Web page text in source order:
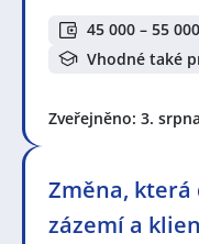
45 000 – 55
Vhodné také
Zveřejněno: 3. srpna
Změna, která
zázemí a